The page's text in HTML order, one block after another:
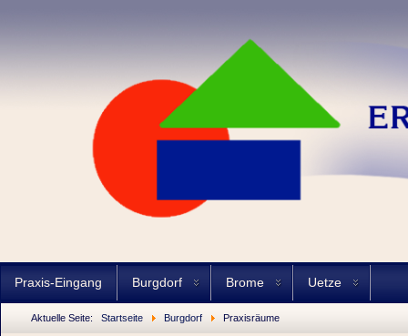
Praxis-Eingang Burgdorf Brome Uetze
Aktuelle Seite: Startseite Burgdorf Praxisräume